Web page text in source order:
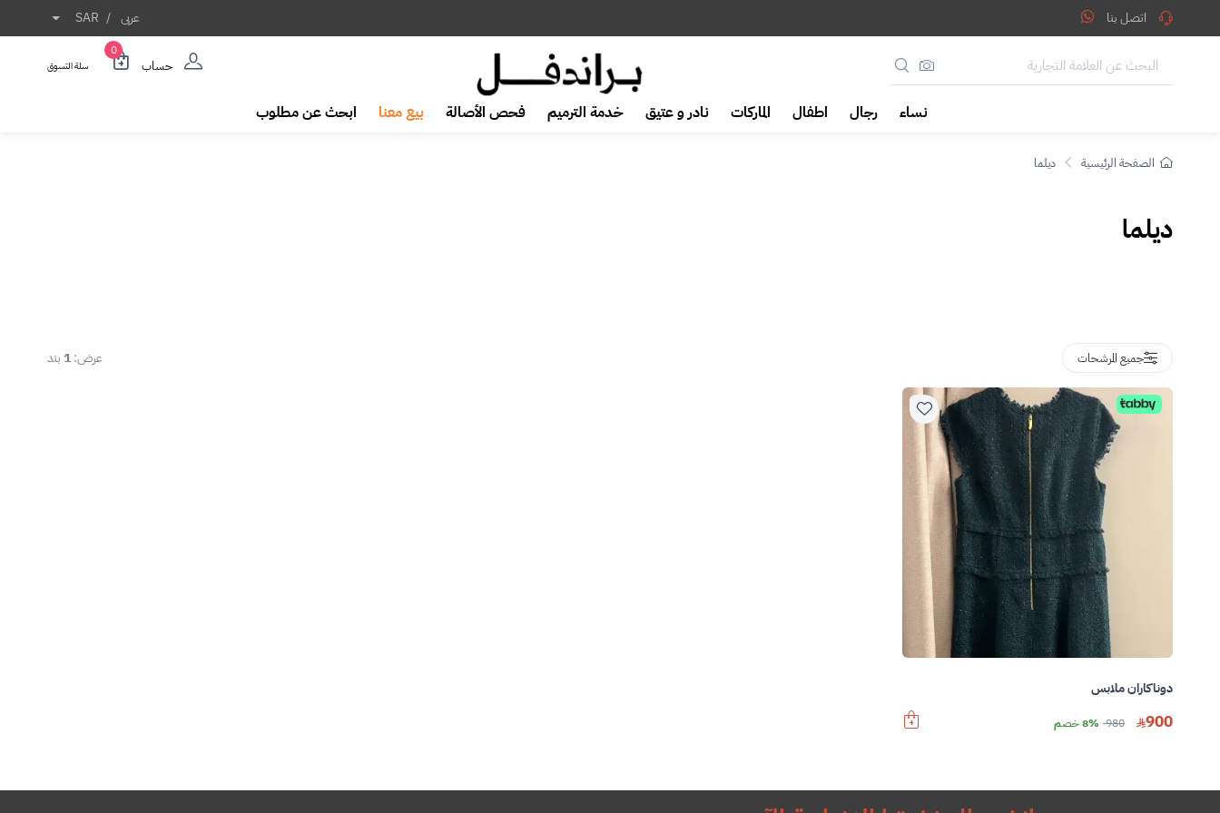
ديلمااتصل بنا عربى /
SAR
حساب
0
سلة التسوق
نساء رجال اطفال الماركات نادر و عتيق خدمة الترميم فحص الأصالة بيع معنا ابحث عن مطلوب
الصفحة الرئيسية ديلما
ديلما
جميع المرشحات عرض:1 بند
دوناكاران ملابس
900
980 8% خصم